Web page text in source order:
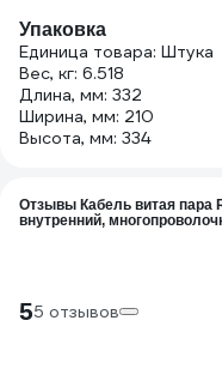
Упаковка
Единица товара: Штука
Вес, кг: 6.518
Длина, мм: 332
Ширина, мм: 210
Высота, мм: 334
Отзывы Кабель витая пара
внутренний,
55 отзывов